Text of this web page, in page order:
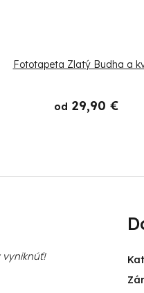
Fototapeta Zlatý Budha a
od 29,90 €